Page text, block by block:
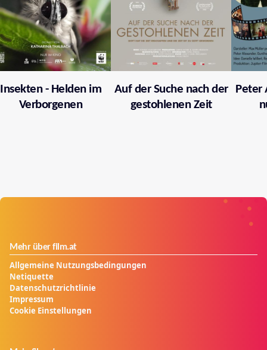
Insekten - Helden im
Verborgenen
Auf der Suche nach der
gestohlenen Zeit
Peter
Mehr über film.at
Allgemeine Nutzungsbedingungen
Netiquette
Datenschutzrichtlinie
Impressum
Cookie Einstellungen